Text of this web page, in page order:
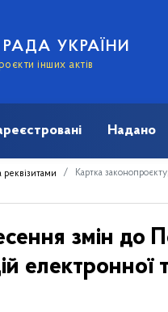
УКРАЇНИ
інших актів
Надано
реквізитами Картка
змін до
електронної